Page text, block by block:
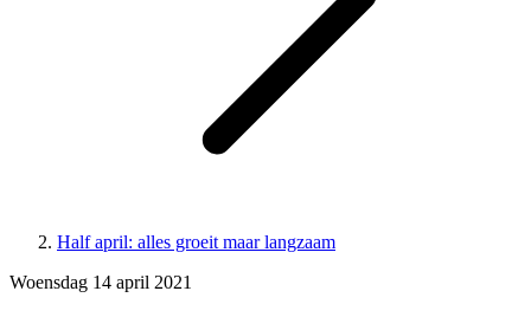
Half april: alles groeit maar langzaam
Woensdag 14 april 2021